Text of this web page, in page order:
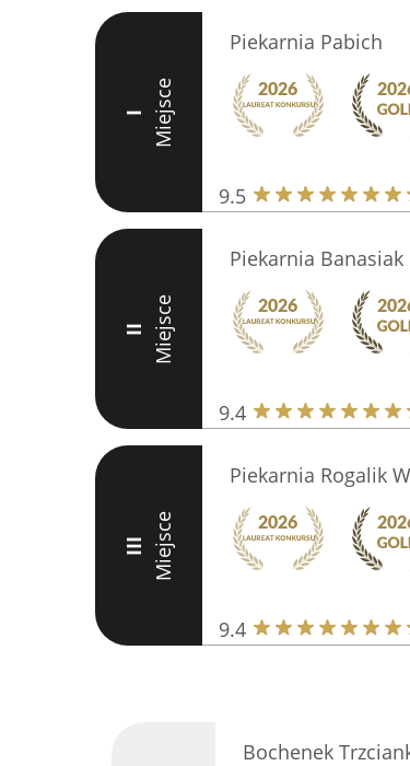
I Miejsce
Piekarnia Pabich
9.5
II Miejsce
Piekarnia Banasiak
9.4
III Miejsce
Piekarnia Rogalik
9.4
Bochenek